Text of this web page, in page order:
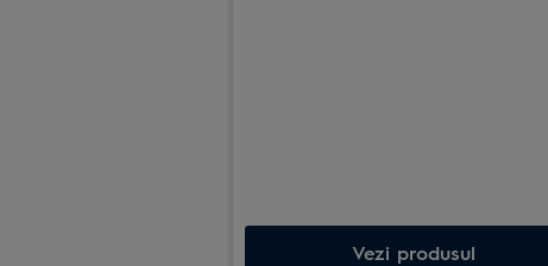
Vezi produsul